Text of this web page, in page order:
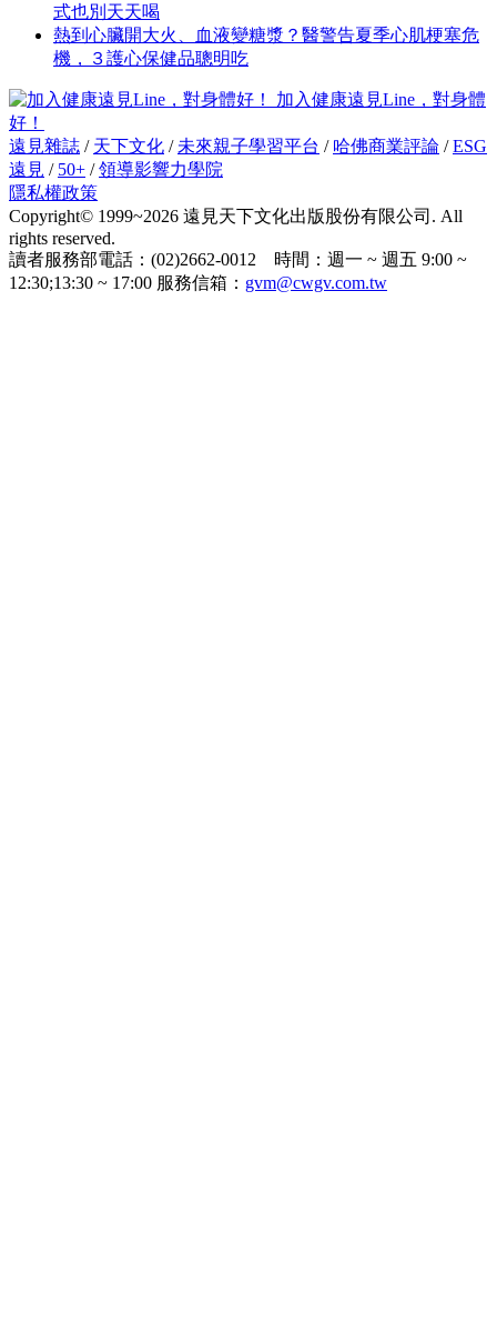
式也別天天喝
熱到心臟開大火、血液變糖漿？醫警告夏季心肌梗塞危
機，３護心保健品聰明吃
加入健康遠見Line，對身體
好！
遠見雜誌 / 天下文化 / 未來親子學習平台 / 哈佛商業評論 /ESG
遠見 / 50+ /領導影響力學院
隱私權政策
Copyright© 1999~2026 遠見天下文化出版股份有限公司. All
rights reserved.
讀者服務部電話：(02)2662-0012 時間：週一 ~ 週五 9:00 ~
12:30;13:30 ~ 17:00 服務信箱： gvm@cwgv.com.tw